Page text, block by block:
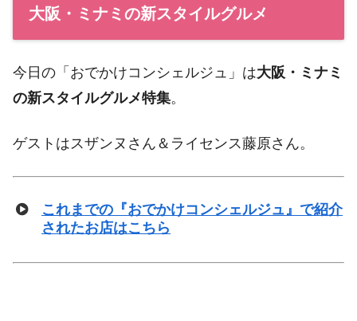
大阪・ミナミの新スタイルグルメ
今日の「おでかけコンシェルジュ」は大阪・ミナミ
の新スタイルグルメ特集。
ゲストはスザンヌさん＆ライセンス藤原さん。
これまでの『おでかけコンシェルジュ』で紹介
されたお店はこちら